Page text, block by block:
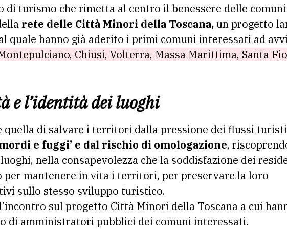
di turismo che rimetta al centro il benessere delle
rete delle Città Minori della Toscana,un progetto
quale hanno già aderito i primi comuni interessati ad
Chiusi, Volterra, Massa Marittima, Santa
e l’identità dei luoghi
quella di salvare i territori dalla pressione dei flussi
e fuggi’ e dal rischio di omologazione,
nella consapevolezza che la soddisfazione dei
per mantenere in vita i territori, per preservare la loro
sullo stesso sviluppo turistico.
sul progetto Città Minori della Toscana a cui
di amministratori pubblici dei comuni interessati.